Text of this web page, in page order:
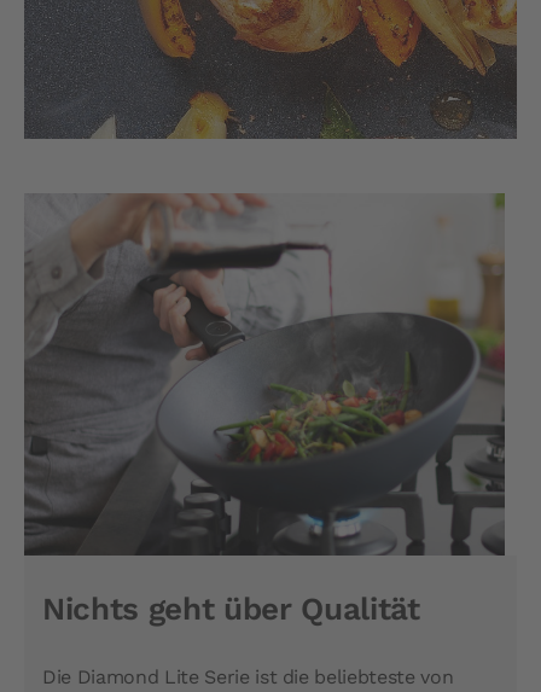
Nichts geht über Qualität
Die Diamond Lite Serie ist die beliebteste von